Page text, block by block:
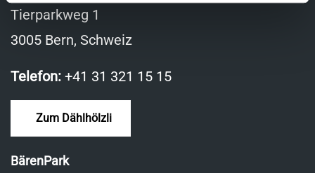
Tierparkweg 1
3005 Bern, Schweiz
Telefon: +41 31 321 15 15
Zum Dählhölzli
BärenPark